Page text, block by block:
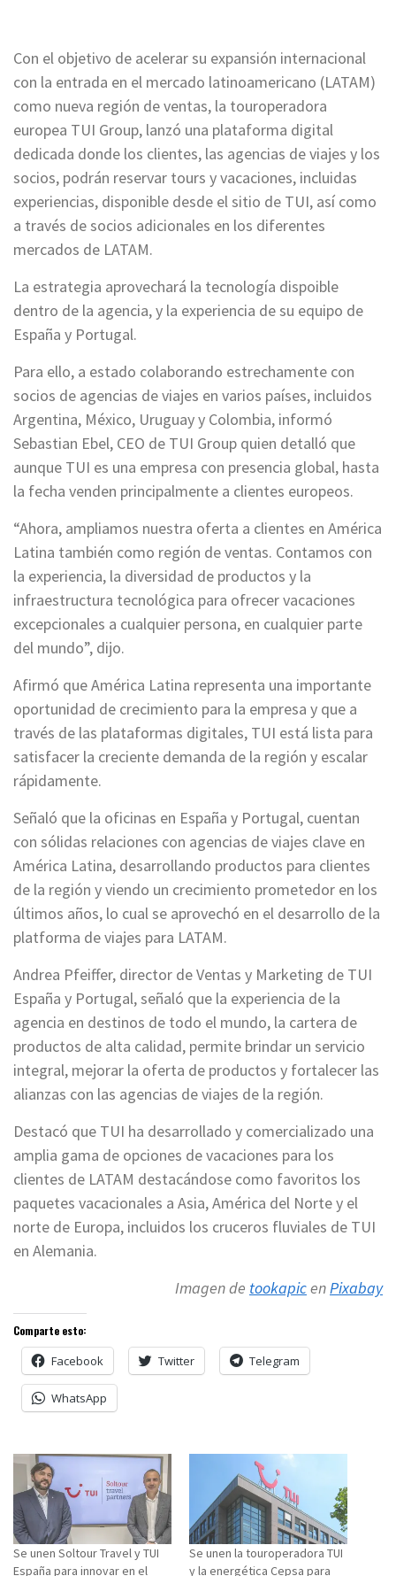
Con el objetivo de acelerar su expansión internacional
con la entrada en el mercado latinoamericano (LATAM)
como nueva región de ventas, la touroperadora
europea TUI Group, lanzó una plataforma digital
dedicada donde los clientes, las agencias de viajes y los
socios, podrán reservar tours y vacaciones, incluidas
experiencias, disponible desde el sitio de TUI, así como
a través de socios adicionales en los diferentes
mercados de LATAM.
La estrategia aprovechará la tecnología dispoible
dentro de la agencia, y la experiencia de su equipo de
España y Portugal.
Para ello, a estado colaborando estrechamente con
socios de agencias de viajes en varios países, incluidos
Argentina, México, Uruguay y Colombia, informó
Sebastian Ebel, CEO de TUI Group quien detalló que
aunque TUI es una empresa con presencia global, hasta
la fecha venden principalmente a clientes europeos.
“Ahora, ampliamos nuestra oferta a clientes en América
Latina también como región de ventas. Contamos con
la experiencia, la diversidad de productos y la
infraestructura tecnológica para ofrecer vacaciones
excepcionales a cualquier persona, en cualquier parte
del mundo”, dijo.
Afirmó que América Latina representa una importante
oportunidad de crecimiento para la empresa y que a
través de las plataformas digitales, TUI está lista para
satisfacer la creciente demanda de la región y escalar
rápidamente.
Señaló que la oficinas en España y Portugal, cuentan
con sólidas relaciones con agencias de viajes clave en
América Latina, desarrollando productos para clientes
de la región y viendo un crecimiento prometedor en los
últimos años, lo cual se aprovechó en el desarrollo de la
platforma de viajes para LATAM.
Andrea Pfeiffer, director de Ventas y Marketing de TUI
España y Portugal, señaló que la experiencia de la
agencia en destinos de todo el mundo, la cartera de
productos de alta calidad, permite brindar un servicio
integral, mejorar la oferta de productos y fortalecer las
alianzas con las agencias de viajes de la región.
Destacó que TUI ha desarrollado y comercializado una
amplia gama de opciones de vacaciones para los
clientes de LATAM destacándose como favoritos los
paquetes vacacionales a Asia, América del Norte y el
norte de Europa, incluidos los cruceros fluviales de TUI
en Alemania.
Imagen de tookapicenPixabay
Comparte esto:
Facebook Twitter Telegram
WhatsApp
Se unen Soltour Travel y TUI
España para innovar en el
Se unen la touroperadora TUI
y la energética Cepsa para